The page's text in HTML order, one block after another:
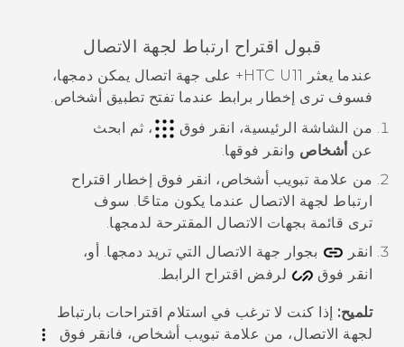
قبول اقتراح ارتباط لجهة الاتصال
عندما يعثر HTC U11‍+
على جهة اتصال يمكن دمجها،
فسوف ترى إخطار برابط عندما تفتح تطبيق أشخاص.
من الشاشة الرئيسية، انقر فوق
، ثم ابحث
عن أشخاص وانقر فوقها.
من علامة تبويب
أشخاص، انقر فوق إخطار
اقتراح
ارتباط لجهة الاتصال عندما يكون متاحًا. سوف
ترى قائمة بجهات الاتصال المقترحة لدمجها.
انقر
بجوار جهة الاتصال التي تريد دمجها. أو،
انقر فوق
لرفض اقتراح الرابط.
تلميح: إذا كنت لا ترغب في استلام اقتراحات بارتباط
لجهة الاتصال، من علامة تبويب أشخاص، فانقر فوق